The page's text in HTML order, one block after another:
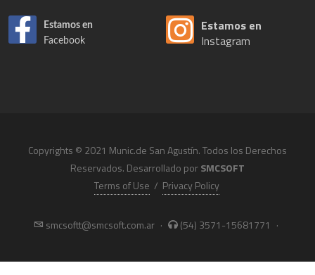
Estamos en
Facebook
Estamos en
Instagram
Copyrights © 2021 Munic.de San Agustín. Todos los Derechos
Reservados. Desarrollado porSMCSOFT
Terms of Use / Privacy Policy
smcsoftt@smcsoft.com.ar · (54) 3571-15681771 ·